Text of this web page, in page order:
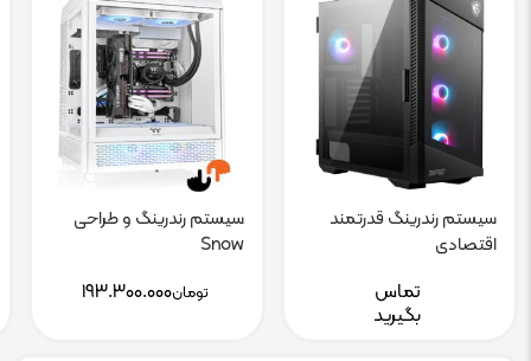
سیستم رندرینگ قدرتمند
اقتصادی
تماس
بگیرید
سیستم رندرینگ و طراحی
Snow
تومان۱۹۳.۳۰۰.۰۰۰